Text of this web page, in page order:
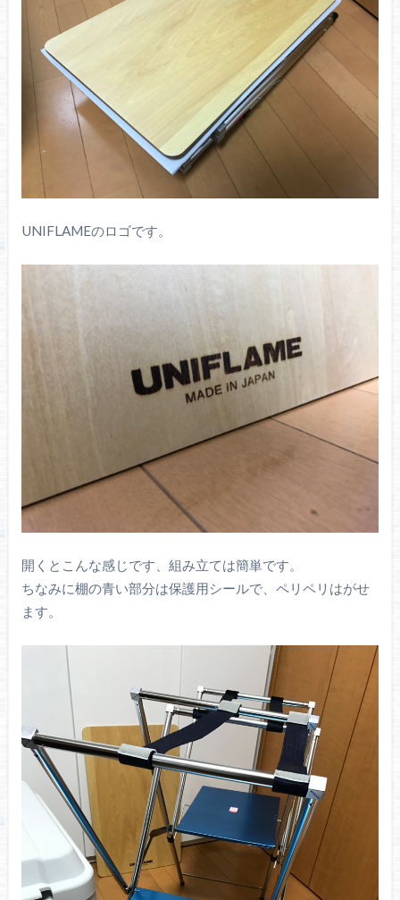
UNIFLAMEのロゴです。
開くとこんな感じです、組み立ては簡単です。
ちなみに棚の青い部分は保護用シールで、ペリペリはがせ
ます。